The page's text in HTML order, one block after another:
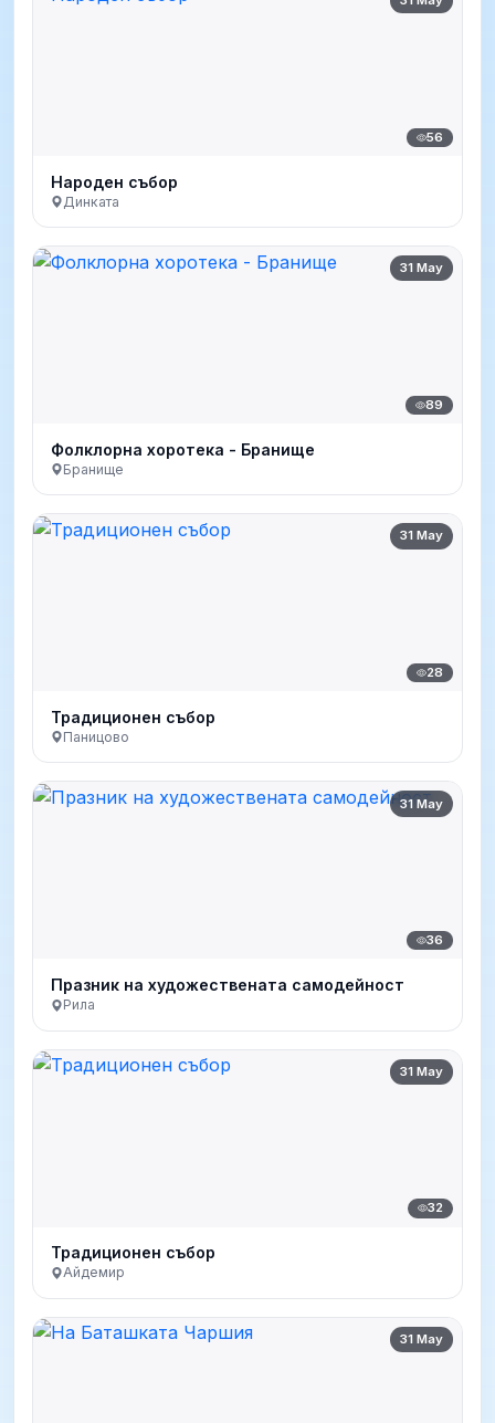
56
Народен събор
Динката
31 May
89
Фолклорна хоротека - Бранище
Бранище
31 May
28
Традиционен събор
Паницово
31 May
36
Празник на художествената самодейност
Рила
31 May
32
Традиционен събор
Айдемир
31 May